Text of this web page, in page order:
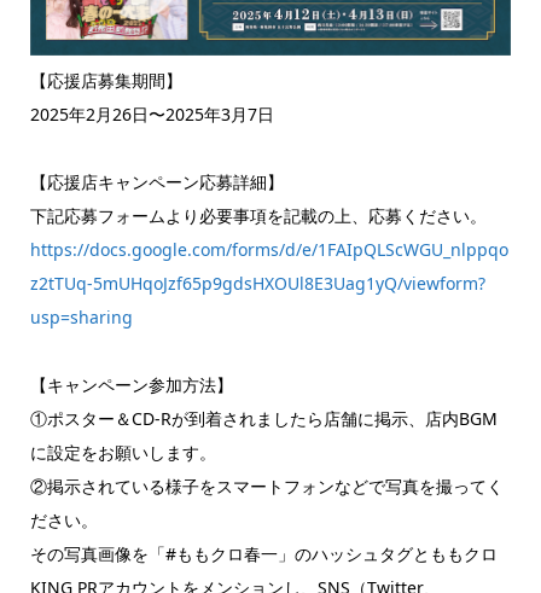
【応援店募集期間】
2025年2月26日〜2025年3月7日
【応援店キャンペーン応募詳細】
下記応募フォームより必要事項を記載の上、応募ください。
https://docs.google.com/forms/d/e/1FAIpQLScWGU_nlppqo
z2tTUq-5mUHqoJzf65p9gdsHXOUl8E3Uag1yQ/viewform?
usp=sharing
【キャンペーン参加方法】
①ポスター＆CD-Rが到着されましたら店舗に掲示、店内BGM
に設定をお願いします。
②掲示されている様子をスマートフォンなどで写真を撮ってく
ださい。
その写真画像を「#ももクロ春一」のハッシュタグとももクロ
KING PRアカウントをメンションし、SNS（Twitter、